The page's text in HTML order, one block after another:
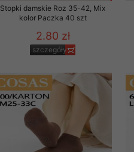
Stopki damskie Roz 35-42, Mix
kolor Paczka 40 szt
2.80 zł
szczegóły